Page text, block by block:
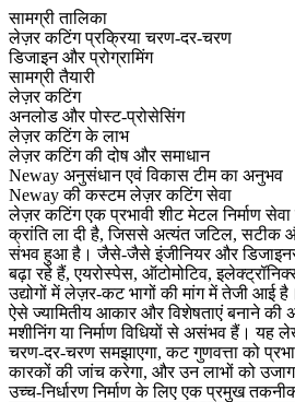
सामग्री तालिका
लेज़र कटिंग प्रक्रिया चरण-दर-चरण
डिजाइन और प्रोग्रामिंग
सामग्री तैयारी
लेज़र कटिंग
अनलोड और पोस्ट-प्रोसेसिंग
लेज़र कटिंग के लाभ
लेज़र कटिंग की दोष और समाधान
Neway अनुसंधान एवं विकास टीम का अनुभव
Neway की कस्टम लेज़र कटिंग सेवा
लेज़र कटिंगएक प्रभावीशीट मेटल निर्माण सेवा
क्रांति ला दी है, जिससे अत्यंत जटिल, सटीक
संभव हुआ है। जैसे-जैसे इंजीनियर और
बढ़ा रहे हैं, एयरोस्पेस, ऑटोमोटिव,
उद्योगों में लेज़र-कट भागों की मांग में तेजी आई
ऐसे ज्यामितीय आकार और विशेषताएं बनाने की
मशीनिंग या निर्माण विधियों से असंभव हैं। यह
चरण-दर-चरण समझाएगा, कट गुणवत्ता को
कारकों की जांच करेगा, और उन लाभों को
उच्च-निर्धारण निर्माण के लिए एक प्रमुख